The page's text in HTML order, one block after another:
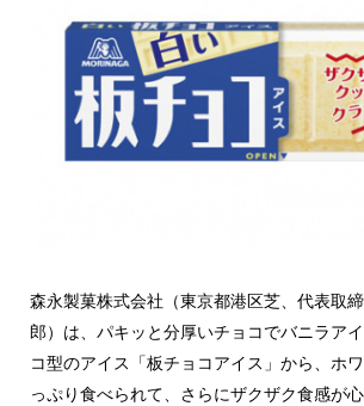
森永製菓株式会社（東京都港区芝、代表取
郎）は、パキッと分厚いチョコでバニラア
コ型のアイス「板チョコアイス」から、ホ
っぷり食べられて、さらにザクザク食感が